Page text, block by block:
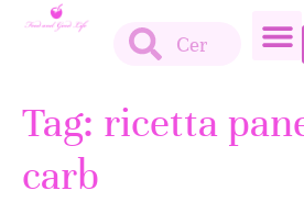
Tag: ricetta
carb